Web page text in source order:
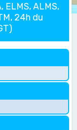
ELMS, ALMS,
24h du